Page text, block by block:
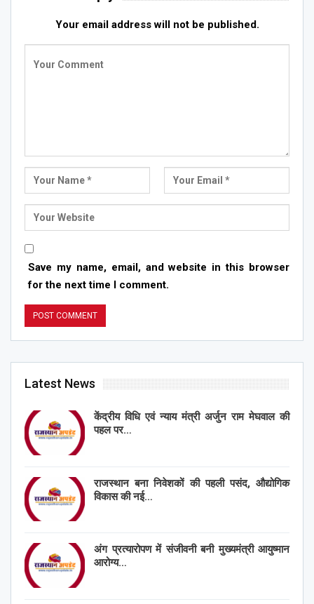
Your email address will not be published.
Save my name, email, and website in this browser
for the next time I comment.
Latest News
केंद्रीय विधि एवं न्याय मंत्री अर्जुन राम मेघवाल की
पहल पर…
राजस्थान बना निवेशकों की पहली पसंद, औद्योगिक
विकास की नई…
अंग प्रत्यारोपण में संजीवनी बनी मुख्यमंत्री आयुष्मान
आरोग्य…